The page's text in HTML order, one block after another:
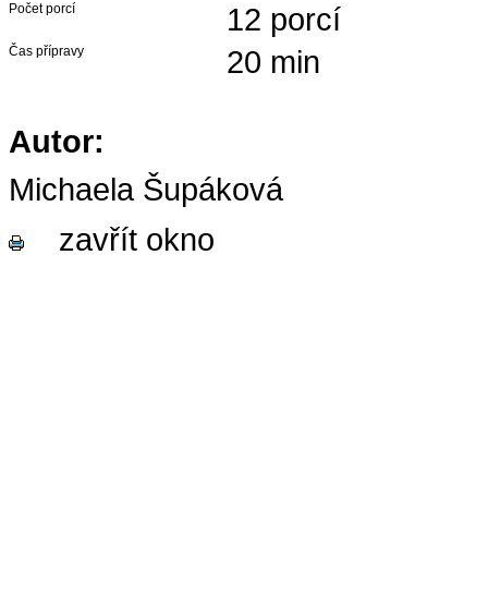
Počet porcí 12 porcí
Čas přípravy 20 min
Autor:
Michaela Šupáková
zavřít okno